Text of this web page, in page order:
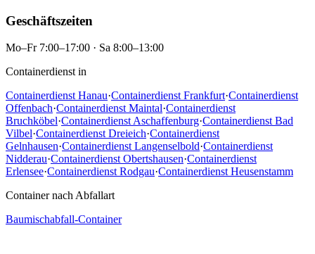
Geschäftszeiten
Mo–Fr 7:00–17:00 · Sa 8:00–13:00
Containerdienst in
Containerdienst Hanau·Containerdienst Frankfurt·Containerdienst
Offenbach·Containerdienst Maintal·Containerdienst
Bruchköbel·Containerdienst Aschaffenburg·Containerdienst Bad
Vilbel·Containerdienst Dreieich·Containerdienst
Gelnhausen·Containerdienst Langenselbold·Containerdienst
Nidderau·Containerdienst Obertshausen·Containerdienst
Erlensee·Containerdienst Rodgau·Containerdienst Heusenstamm
Container nach Abfallart
Baumischabfall-Container